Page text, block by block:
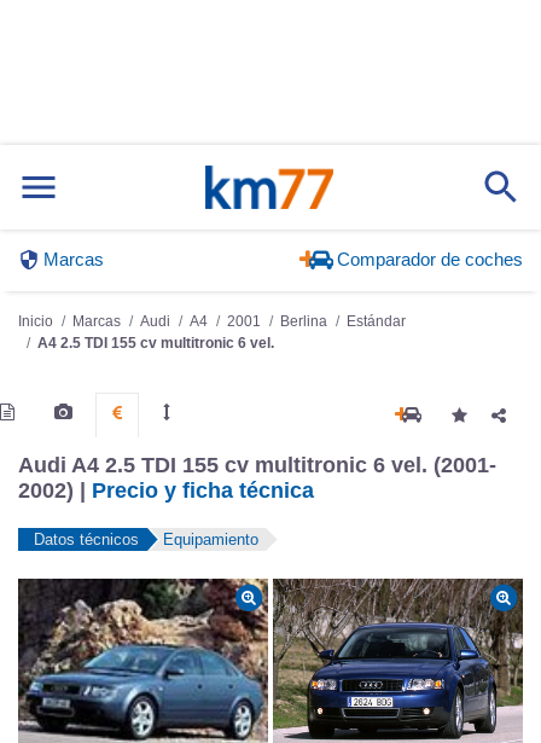
Marcas Comparador de coches
Inicio Marcas Audi A4 2001 Berlina
Estándar
A4 2.5 TDI 155 cv multitronic 6 vel.
Audi A4 2.5 TDI 155 cv multitronic 6 vel. (2001-
2002) | Precio y ficha técnica
Datos técnicos Equipamiento